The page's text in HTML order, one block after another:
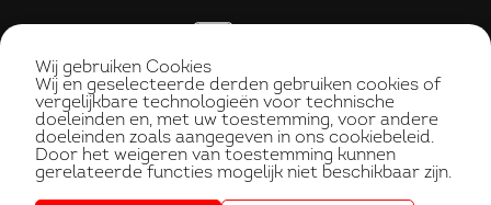
Wij gebruiken Cookies
Wij en geselecteerde derden gebruiken cookies of
vergelijkbare technologieën voor technische
doeleinden en, met uw toestemming, voor andere
doeleinden zoals aangegeven in ons cookiebeleid.
Door het weigeren van toestemming kunnen
gerelateerde functies mogelijk niet beschikbaar zijn.